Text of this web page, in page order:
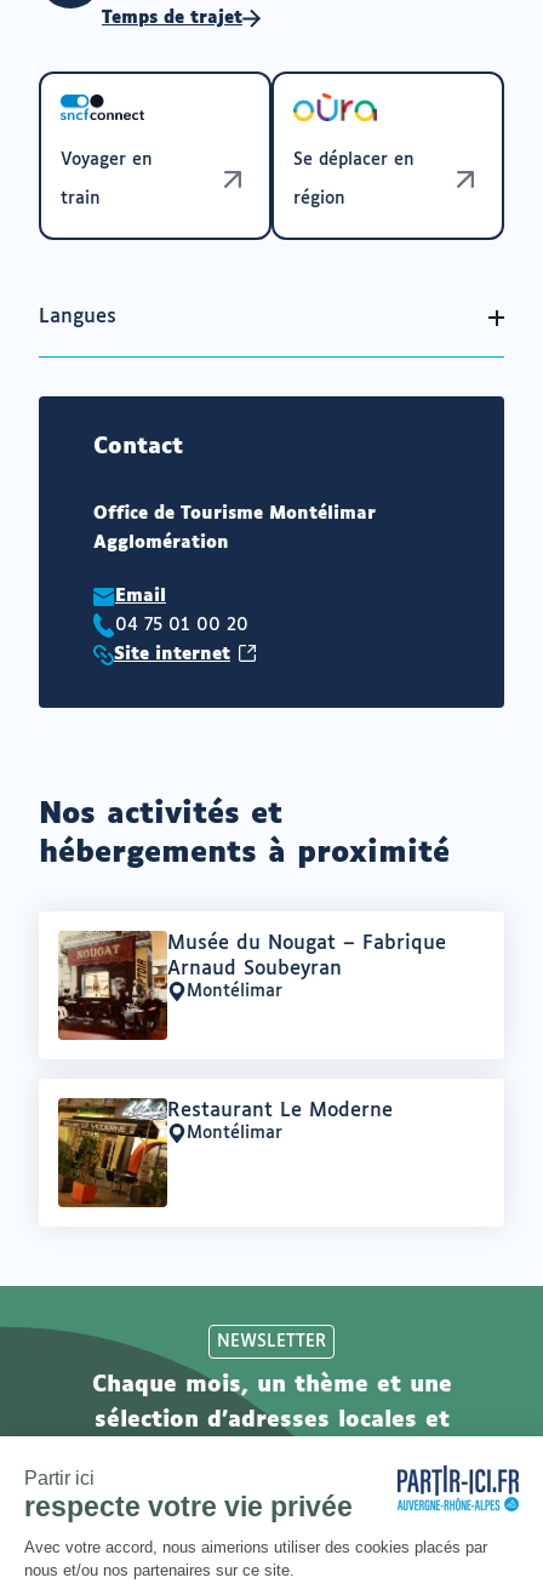
Temps de trajet
Voyager en
train
Se déplacer en
région
Langues
Contact
Office de Tourisme Montélimar
Agglomération
Email
Téléphone
04 75 01 00 20
Site
Site internet(ouvrir
un
Nos activités et
hébergements à proximité
Offre
:
Musée du Nougat – Fabrique
Arnaud Soubeyran
LieuMontélimar
Offre
:
Restaurant Le Moderne
Lieu
:
Montélimar
NEWSLETTER
Chaque mois, un thème et une
sélection d'adresses locales et
newsletter !
S’abonner